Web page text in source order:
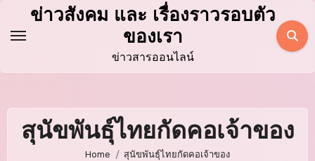
ข่าวสังคม และ เรื่องราวรอบตัว
ของเรา
ข่าวสารออนไลน์
สุนัขพันธุ์ไทยกัดคอเจ้าของ
Home สุนัขพันธุ์ไทยกัดคอเจ้าของ